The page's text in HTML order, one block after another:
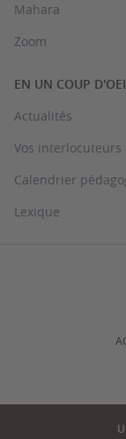
Mahara
Zoom
EN UN COUP
Actualités
Vos interlocuteurs
Calendrier
Lexique